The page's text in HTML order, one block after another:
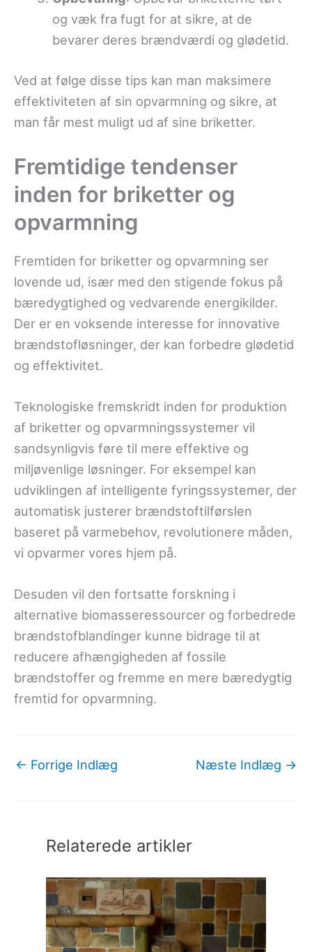
og væk fra fugt for at sikre, at de
bevarer deres brændværdi og glødetid.
Ved at følge disse tips kan man maksimere
effektiviteten af sin opvarmning og sikre, at
man får mest muligt ud af sine briketter.
Fremtidige tendenser
inden for briketter og
opvarmning
Fremtiden for briketter og opvarmning ser
lovende ud, især med den stigende fokus på
bæredygtighed og vedvarende energikilder.
Der er en voksende interesse for innovative
brændstofløsninger, der kan forbedre glødetid
og effektivitet.
Teknologiske fremskridt inden for produktion
af briketter og opvarmningssystemer vil
sandsynligvis føre til mere effektive og
miljøvenlige løsninger. For eksempel kan
udviklingen af intelligente fyringssystemer, der
automatisk justerer brændstoftilførslen
baseret på varmebehov, revolutionere måden,
vi opvarmer vores hjem på.
Desuden vil den fortsatte forskning i
alternative biomasseressourcer og forbedrede
brændstofblandinger kunne bidrage til at
reducere afhængigheden af fossile
brændstoffer og fremme en mere bæredygtig
fremtid for opvarmning.
← Forrige Indlæg Næste Indlæg →
Relaterede artikler